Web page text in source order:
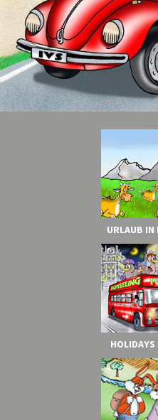
So malte der berühmte Pieter
Verbringen Sie…
An jedem dritten Juli-Wochenende
Verbringen Sie einen schönen
URLAUB IN